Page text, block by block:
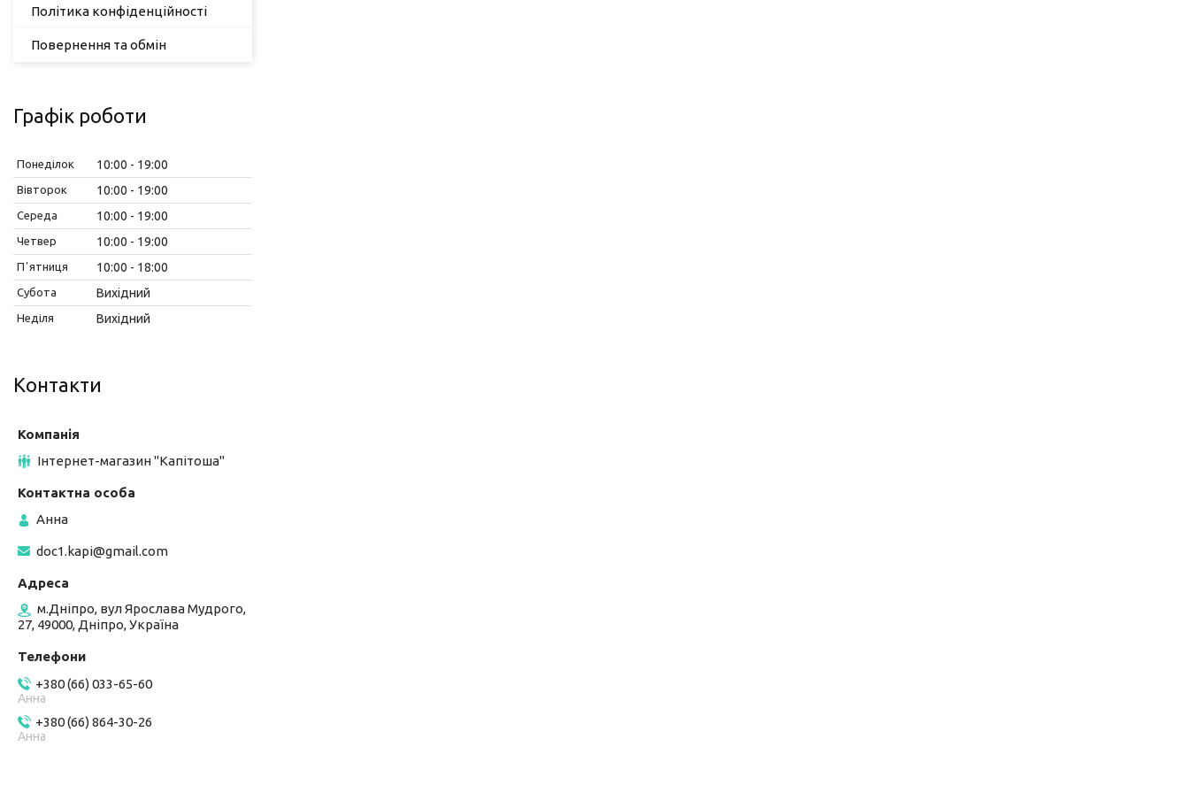
Політика конфіденційності
Повернення та обмін
Графік роботи
Понеділок 10:00 19:00
Вівторок 10:00 19:00
Середа 10:00 19:00
Четвер 10:00 19:00
Пʼятниця 10:00 18:00
Субота Вихідний
Неділя Вихідний
Контакти
Інтернет-магазин "Капітоша"
Анна
doc1.kapi@gmail.com
м.Дніпро, вул Ярослава Мудрого,
27, 49000, Дніпро, Україна
+380 (66) 033-65-60
Анна
+380 (66) 864-30-26
Анна